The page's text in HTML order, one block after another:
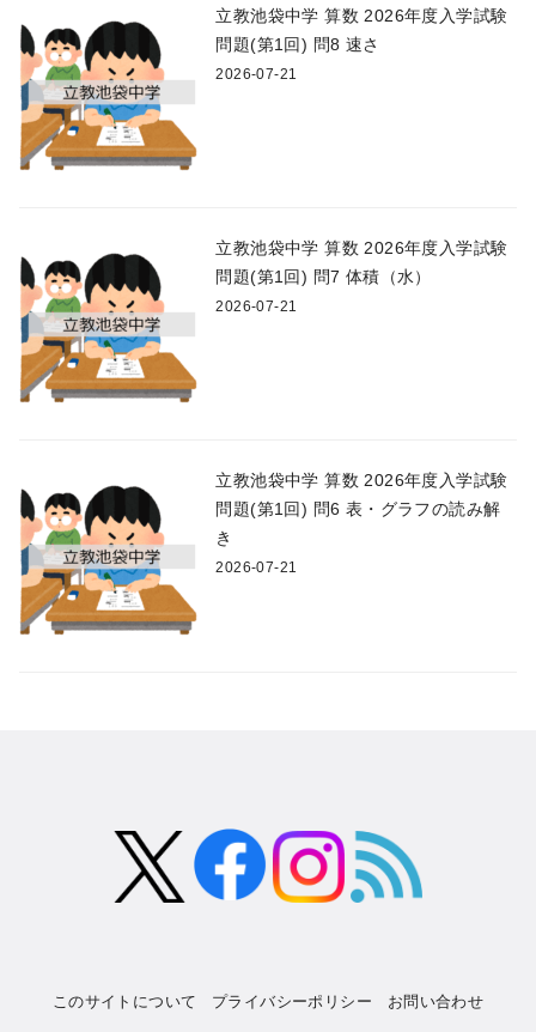
立教池袋中学 算数 2026年度入学試験
問題(第1回) 問8 速さ
2026-07-21
立教池袋中学 算数 2026年度入学試験
問題(第1回) 問7 体積（水）
2026-07-21
立教池袋中学 算数 2026年度入学試験
問題(第1回) 問6 表・グラフの読み解
き
2026-07-21
このサイトについて プライバシーポリシー お問い合わせ